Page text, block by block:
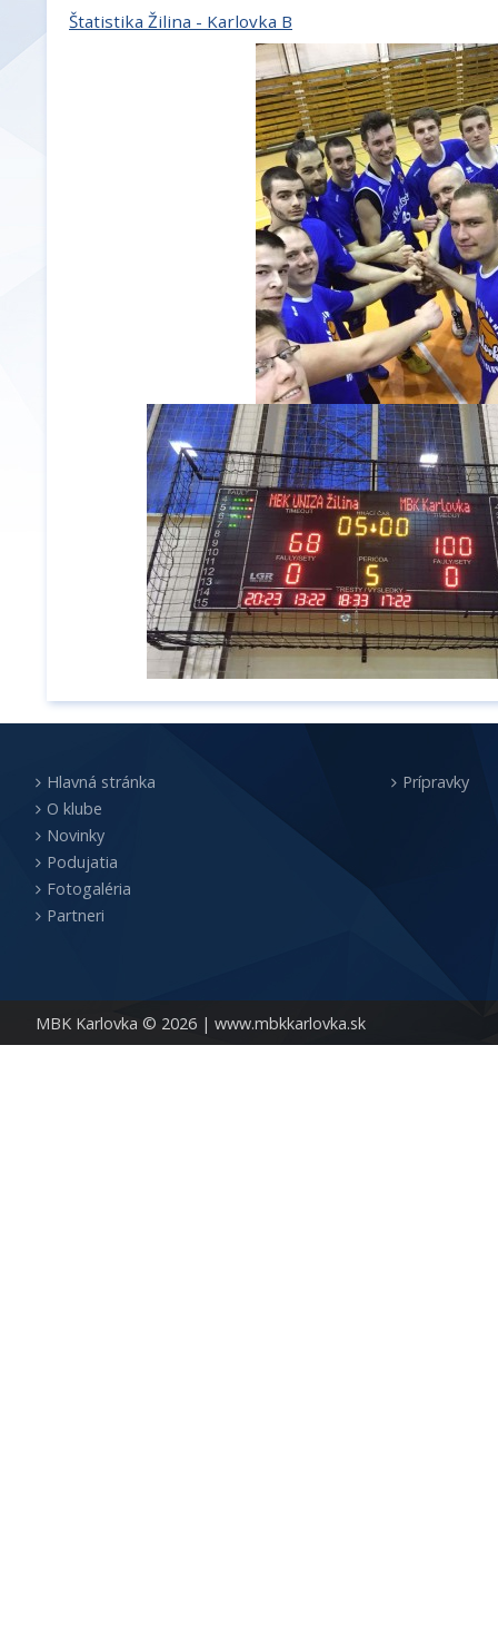
Štatistika Žilina - Karlovka B
MBK Karlovka © 2026 | www.mbkkarlovka.sk
Hlavná stránka
O klube
Novinky
Podujatia
Fotogaléria
Partneri
Prípravky